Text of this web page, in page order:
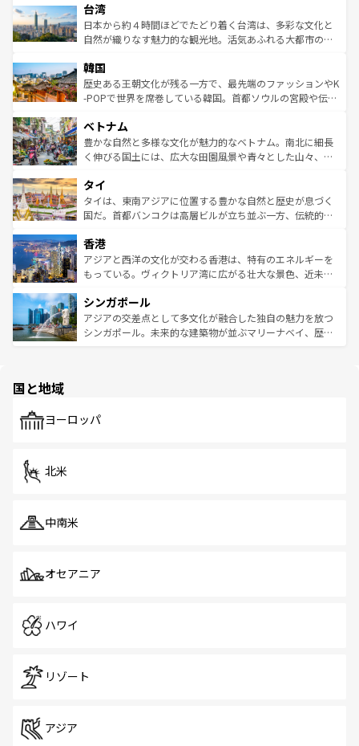
ならではの贅沢な旅のスタイルだ。 なお、新着のアメリカ
情報はコンテンツ一覧を参照してほしい。
れるおもてなしの心で訪れる人々を迎えてくれるハワイの
人々、おいしいローカルフードやハワイアンミュージッ
ク、伝統的なフラダンスなど、すべてがハワイの魅力を彩
ワイを、存分に味わってほしい。 なお、新着のハワイ情報
はコンテンツ一覧を参照してほしい。
リアリーフや大陸中央部にそびえるウルル（エアーズロッ
ク）、タスマニアの美しい原生林やケアンズの熱帯雨林な
ど、見どころがたくさん。また、カフェやワイン、オージ
いる。アクティビティも充実しており、サーフィンやダイ
ビング、ハイキングなど、アウトドア好きにはたまらな
い。オーストラリアの多彩な魅力を存分に味わいつくそ
参照してほしい。
台湾
日本から約４時間ほどでたどり着く台湾は、多彩な文化と
自然が織りなす魅力的な観光地。活気あふれる大都市の台
ン）、静ひつな山岳地帯である台湾東部など、都市の喧騒
と山間の静けさが共存しており、訪れる人に新しい発見と
驚きをもたらしてくれる。また、奥深い台湾の食文化も魅
容にもいいと評判のスイーツなど、バラエティ豊かな料理
が味わえる。 なお、新着の台湾情報は コンテンツ一覧を参
照してほしい。
韓国
歴史ある王朝文化が残る一方で、最先端のファッションやK
-POPで世界を席巻している韓国。首都ソウルの宮殿や伝統
き、地方に足を延ばせば四季折々の自然美を楽しむことが
できる。そして、キムチや焼肉、絶品のストリートフード
まで、さまざまな韓国料理が待っている。夜には、韓国な
リティに包まれながら、韓国の多彩な魅力を心ゆくまで味
わってみてほしい。 なお、新着の韓国情報はコンテンツ一
覧を参照してほしい。
ベトナム
豊かな自然と多様な文化が魅力的なベトナム。南北に細長
く伸びる国土には、広大な田園風景や青々とした山々、世
急速な発展と共に伝統が息づく。ハノイの古い町並みやホ
ーチミン市のフランス統治時代の建物も、独特の雰囲気を
醸し出している。また、バラエティの豊かさとおいしさで
とつ。フォーやバインミー、ベトナムコーヒーなどは、ぜ
ひ現地で味わいたい。どの地域を訪れてもあたたかい人々
が旅行者を迎えてくれるので、きっと忘れられない旅にな
参照してほしい。
タイ
タイは、東南アジアに位置する豊かな自然と歴史が息づく
国だ。首都バンコクは高層ビルが立ち並ぶ一方、伝統的な
の活気が交差している。北部ではチェンマイなどの山岳地
帯で自然と触れ合い、南部ではプーケットやクラビの美し
いビーチでリゾート気分を楽しむことができる。タイ料理
激する。気候は一年中温暖で、どの季節にも異なる楽しみ
が待っている。親しみやすいタイの人々、仏教を中心とし
た文化、そして多様な観光資源が、訪れる旅人を魅了し続
香港
アジアと西洋の文化が交わる香港は、特有のエネルギーを
もっている。ヴィクトリア湾に広がる壮大な景色、近未来
み、どこを訪れても感動するはず。観光スポットが密集し
ており、効率よく見どころを回れるのも魅力。息をのむよ
うな絶景から文化的な体験まで、香港を存分に楽しみ尽く
シンガポール
アジアの交差点として多文化が融合した独自の魅力を放つ
シンガポール。未来的な建築物が並ぶマリーナベイ、歴史
で、ホーカーズは地元の風情を楽しめる外せないスポット
国と地域
ヨーロッパ
北米
中南米
オセアニア
ハワイ
リゾート
アジア